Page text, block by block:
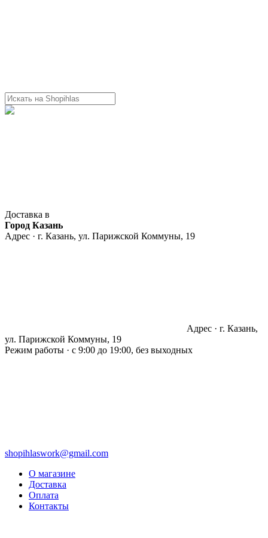
Доставка в
Город Казань
Адрес · г. Казань, ул. Парижской Коммуны, 19
Адрес · г. Казань,
ул. Парижской Коммуны, 19
Режим работы · с 9:00 до 19:00, без выходных
shopihlaswork@gmail.com
О магазине
Доставка
Оплата
Контакты